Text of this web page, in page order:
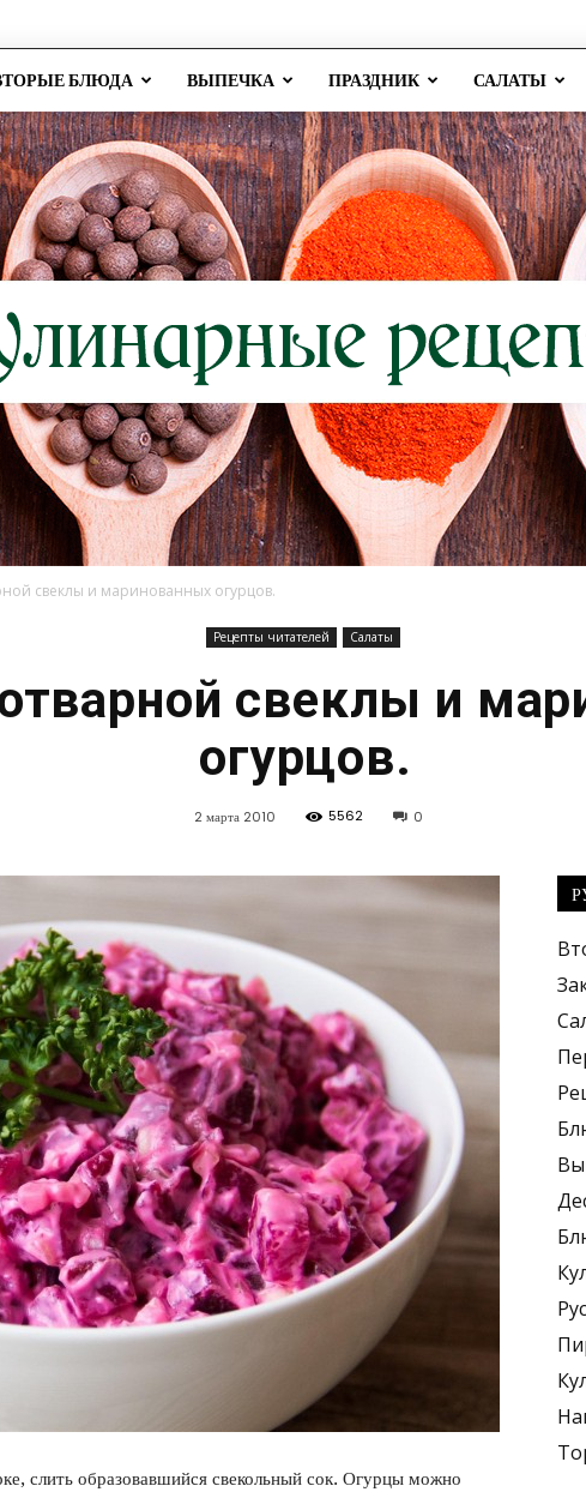
БЛЮДА ВЫПЕЧКА ПРАЗДНИК САЛАТЫ
вкусные
блюда
+
свеклы и маринованных огурцов.
Рецепты читателей Салаты
свеклы и
огурцов.
2 марта 2010 5562 0
слить образовавшийся свекольный сок. Огурцы можно